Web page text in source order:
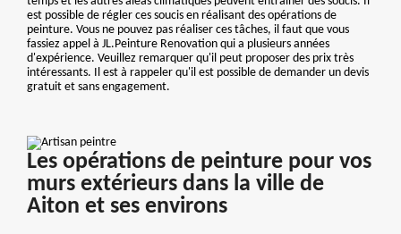
est possible de régler ces soucis en réalisant des opérations de
peinture. Vous ne pouvez pas réaliser ces tâches, il faut que vous
fassiez appel à JL.Peinture Renovation qui a plusieurs années
d'expérience. Veuillez remarquer qu'il peut proposer des prix très
intéressants. Il est à rappeler qu'il est possible de demander un devis
gratuit et sans engagement.
Les opérations de peinture pour vos
murs extérieurs dans la ville de
Aiton et ses environs